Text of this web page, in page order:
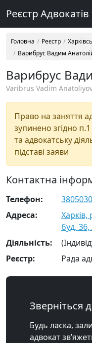
Реєстр Адвокатів
Головна Реєстр
Варибрус Вадим
Варибрус
Varibrus Vadim
Право на заняття
зупинено згідно
та адвокатську
підставі заяви
Контактна
Телефон:
Адреса:
буд. 36,
Діяльність:
Реєстр:
Рада
Зверніться
Будь ласка,
адвокат